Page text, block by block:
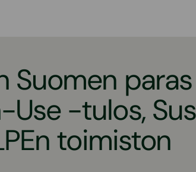
Suomen paras
Use -tulos,
toimiston